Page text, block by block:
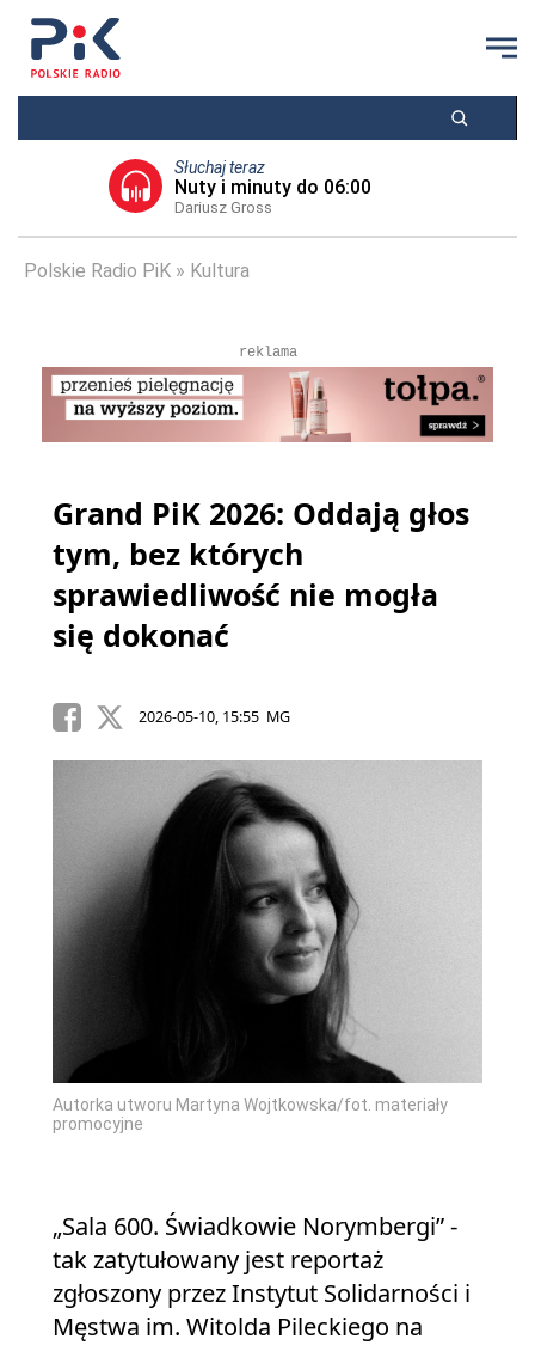
Słuchaj teraz
Nuty i minuty do 06:00
Dariusz Gross
Polskie Radio PiK Kultura
reklama
Grand PiK 2026: Oddają głos
tym, bez których
sprawiedliwość nie mogła
się dokonać
2026-05-10, 15:55 MG
Autorka utworu Martyna Wojtkowska/fot. materiały
promocyjne
„Sala 600. Świadkowie Norymbergi” -
tak zatytułowany jest reportaż
zgłoszony przez Instytut Solidarności i
Męstwa im. Witolda Pileckiego na